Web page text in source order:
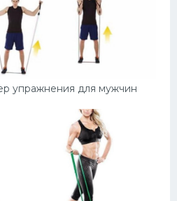
упражнения для мужчин